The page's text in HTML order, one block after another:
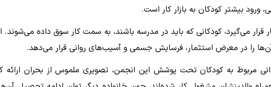
ورود بیشتر کودکان به بازار کار است.
می‌گیرد، کودکانی که باید در مدرسه باشند، به سمت کار سوق داده می‌شوند.
را در معرض استثمار، فرسایش جسمی و آسیب‌های روانی قرار می‌دهد.
مربوط به کودکان تحت پوشش این انجمن، تصویری ملموس از بحران ارائه